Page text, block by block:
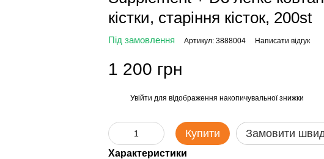
кістки, старіння кісток, 200st
Під замовлення Артикул: 3888004 Написати відгук
1 200 грн
Увійти для відображення накопичувальної знижки
Купити Замовити
Характеристики